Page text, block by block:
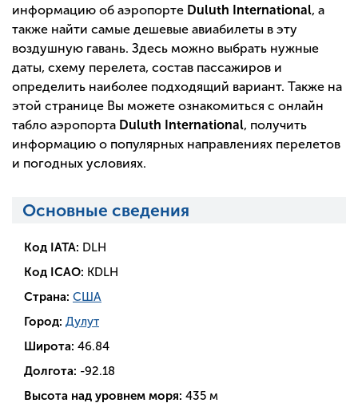
информацию об аэропорте Duluth International, а
также найти самые дешевые авиабилеты в эту
воздушную гавань. Здесь можно выбрать нужные
даты, схему перелета, состав пассажиров и
определить наиболее подходящий вариант. Также на
этой странице Вы можете ознакомиться с онлайн
табло аэропорта Duluth International, получить
информацию о популярных направлениях перелетов
и погодных условиях.
Основные сведения
Код IATA: DLH
Код ICAO: KDLH
Страна: США
Город: Дулут
Широта: 46.84
Долгота: -92.18
Высота над уровнем моря: 435 м